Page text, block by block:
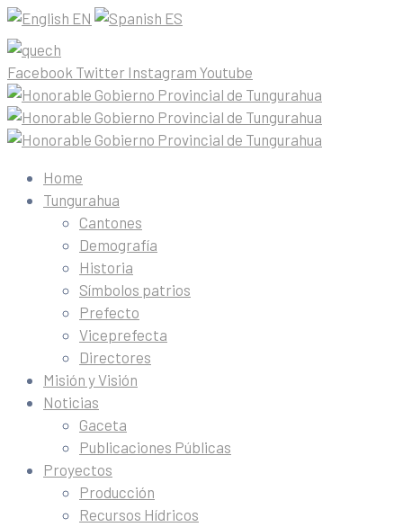
EN ES
Facebook Twitter Instagram Youtube
Home
Tungurahua
Cantones
Demografía
Historia
Símbolos patrios
Prefecto
Viceprefecta
Directores
Misión y Visión
Noticias
Gaceta
Publicaciones Públicas
Proyectos
Producción
Recursos Hídricos